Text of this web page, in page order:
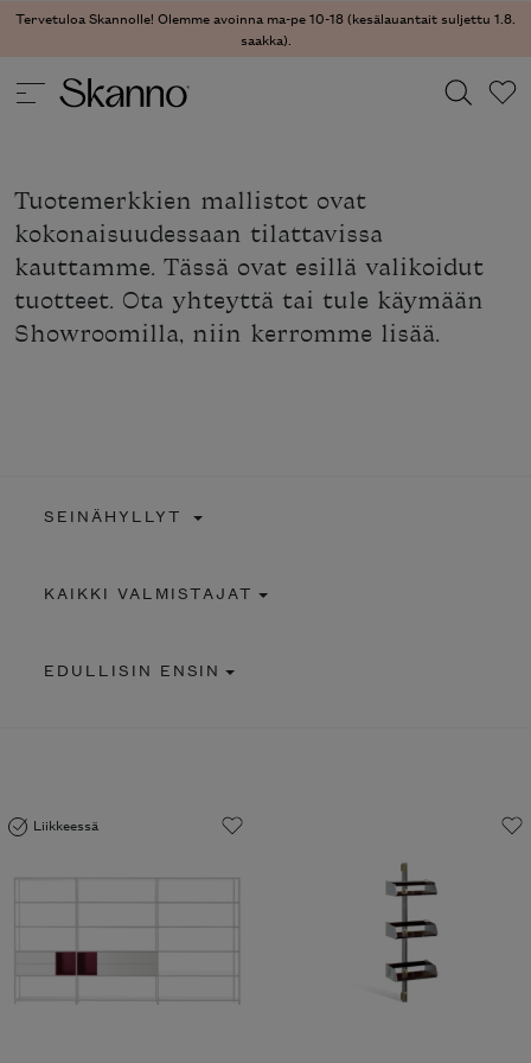
Tervetuloa Skannolle! Olemme avoinna ma-pe 10-18 (kesälauantait suljettu 1.8.
saakka).
Type 2 or more characters for results.
Tuotemerkkien mallistot ovat
kokonaisuudessaan tilattavissa
kauttamme. Tässä ovat esillä valikoidut
tuotteet. Ota yhteyttä tai tule käymään
Showroomilla, niin kerromme lisää.
SEINÄHYLLYT
KAIKKI VALMISTAJAT
EDULLISIN ENSIN
Liikkeessä